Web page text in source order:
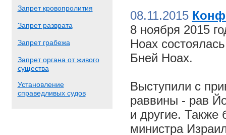
Запрет кровопролития
Запрет разврата
Запрет грабежа
Запрет органа от живого
существа
Установление
справедливых судов
08.11.2015
8 ноября 2015
Ноах
Бней Ноах.
Выступили с
раввины - рав
и другие. Также
министра